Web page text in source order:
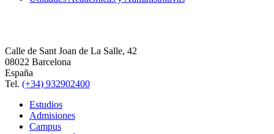
Calle de Sant Joan de La Salle, 42
08022 Barcelona
España
Tel. (+34) 932902400
Estudios
Admisiones
Campus